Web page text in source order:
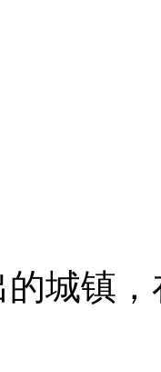
城镇，